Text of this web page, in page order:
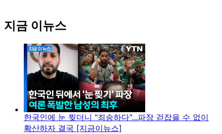
지금 이뉴스
한국인에 눈 찢더니 "죄송하다"...파장 걷잡을 수 없이
확산하자 결국 [지금이뉴스]